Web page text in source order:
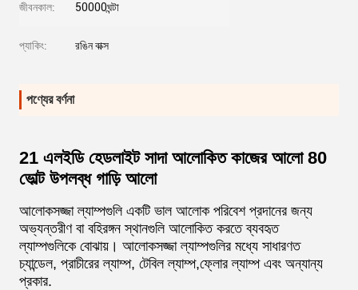
জীবনকাল: 50000ঘন্টা
প্যাকিং: রঙিন বাক্স
পণ্যের বর্ণনা
21 এলইডি হেডলাইট সাদা আলোকিত কাজের আলো 80
ভোল্ট উপলব্ধ গাড়ি আলো
আলোকসজ্জা ল্যাম্পগুলি একটি ভাল আলোক পরিবেশ প্রদানের জন্য
অভ্যন্তরীণ বা বহিরঙ্গন স্থানগুলি আলোকিত করতে ব্যবহৃত
ল্যাম্পগুলিকে বোঝায়। আলোকসজ্জা ল্যাম্পগুলির মধ্যে সাধারণত
চ্যান্ডেল, প্রাচীরের ল্যাম্প, টেবিল ল্যাম্প,ফ্লোর ল্যাম্প এবং অন্যান্য
প্রকার.